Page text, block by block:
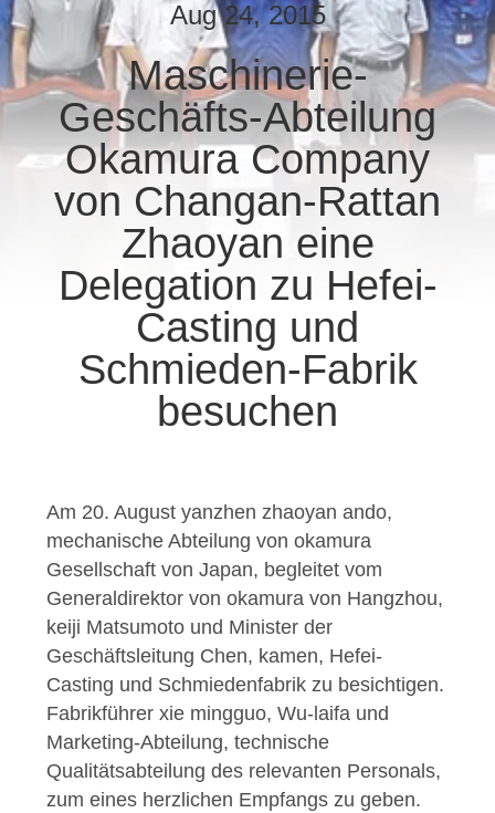
TRETEN
SIE
MIT
UNS
VERBINDUNG
NACHRICHTEN
FORDERN
SITEMAP
PRIVACY
POLICY
Aug 24, 2015
Maschinerie-
Geschäfts-Abteilung
Okamura Company
von Changan-Rattan
Zhaoyan eine
Delegation zu Hefei-
Casting und
Schmieden-Fabrik
besuchen
Am 20. August yanzhen zhaoyan ando,
mechanische Abteilung von okamura
Gesellschaft von Japan, begleitet vom
Generaldirektor von okamura von Hangzhou,
keiji Matsumoto und Minister der
Geschäftsleitung Chen, kamen, Hefei-
Casting und Schmiedenfabrik zu besichtigen.
Fabrikführer xie mingguo, Wu-laifa und
Marketing-Abteilung, technische
Qualitätsabteilung des relevanten Personals,
zum eines herzlichen Empfangs zu geben.